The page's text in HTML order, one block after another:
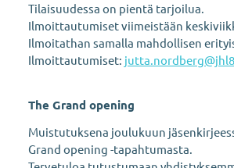
Tilaisuudessa on pientä tarjoilua.
Ilmoittautumiset viimeistään
Ilmoitathan samalla mahdollisen
Ilmoittautumiset:
The Grand opening
Muistutuksena joulukuun
Grand opening -tapahtumasta.